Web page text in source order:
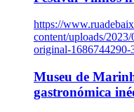
https://
content/uploads/
original-1686744290-
Museu de
gastronómica